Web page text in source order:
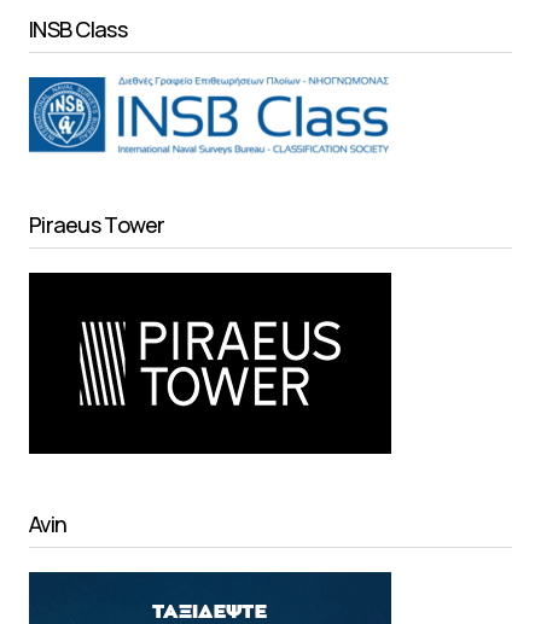
INSB Class
Piraeus Tower
Avin